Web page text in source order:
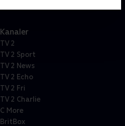
Kanaler
TV 2
TV 2 Sport
TV 2 News
TV 2 Echo
TV 2 Fri
TV 2 Charlie
C More
BritBox